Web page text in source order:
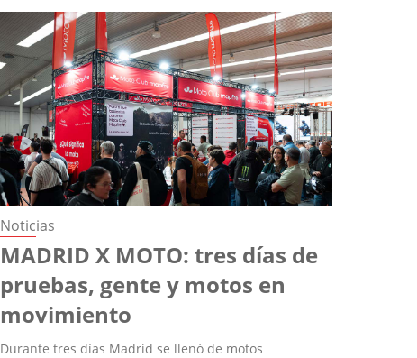
Noticias
MADRID X MOTO: tres días de
pruebas, gente y motos en
movimiento
Durante tres días Madrid se llenó de motos